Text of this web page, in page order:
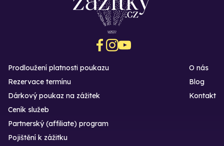
Prodloužení platnosti poukazu
Rezervace termínu
Dárkový poukaz na zážitek
O nás
Blog
Kontakt
Ceník služeb
Partnerský (affiliate) program
Pojištění k zážitku